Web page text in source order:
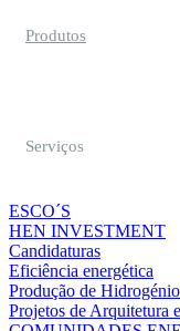
Produtos
Serviços
ESCO´S
HEN INVESTMENT
Candidaturas
Eficiência energética
Produção de
Projetos de Arquitetura